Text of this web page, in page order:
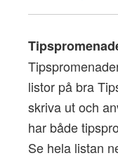
listor på bra
skriva ut och
har både
Se hela listan